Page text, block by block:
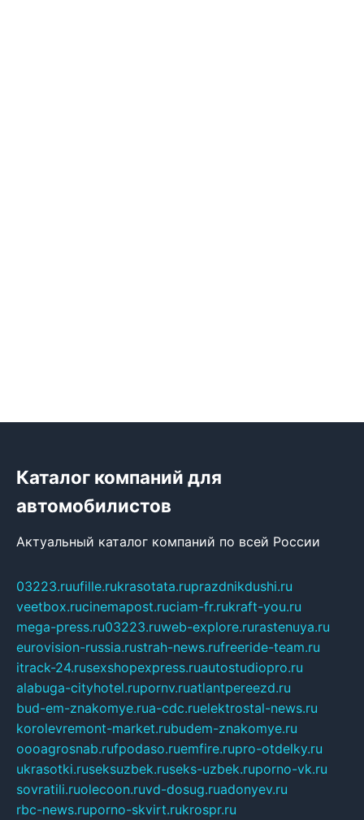
Каталог компаний для
автомобилистов
Актуальный каталог компаний по всей России
03223.ruufille.rukrasotata.ruprazdnikdushi.ru
veetbox.rucinemapost.ruciam-fr.rukraft-you.ru
mega-press.ru03223.ruweb-explore.rurastenuya.ru
eurovision-russia.rustrah-news.rufreeride-team.ru
itrack-24.rusexshopexpress.ruautostudiopro.ru
alabuga-cityhotel.rupornv.ruatlantpereezd.ru
bud-em-znakomye.rua-cdc.ruelektrostal-news.ru
korolevremont-market.rubudem-znakomye.ru
oooagrosnab.rufpodaso.ruemfire.rupro-otdelky.ru
ukrasotki.ruseksuzbek.ruseks-uzbek.ruporno-vk.ru
sovratili.ruolecoon.ruvd-dosug.ruadonyev.ru
rbc-news.ruporno-skvirt.rukrospr.ru